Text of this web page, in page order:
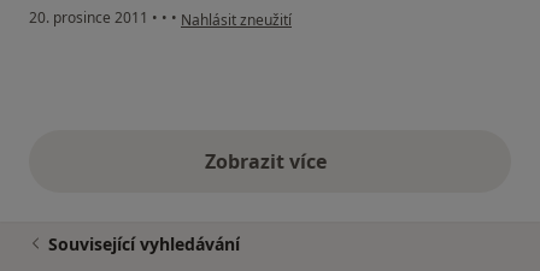
20. prosince 2011 • • • podle názoru uživatele Váš účet byl odstraněn
Nahlásit zneužití
Zobrazit vícevýše uvedené názory
Související vyhledávání